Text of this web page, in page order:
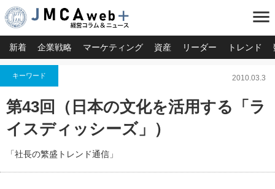
menu
新着 企業戦略 マーケティング 資産 リーダー トレンド
キーワード 2010.03.3
第43回（日本の文化を活用する「ラ
イスディッシーズ」）
「社長の繁盛トレンド通信」